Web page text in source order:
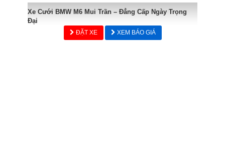
Xe Cưới BMW M6 Mui Trần – Đẳng Cấp Ngày Trọng
Đại
ĐẶT XE XEM BÁO GIÁ